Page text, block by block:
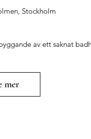
Stockholm
av ett saknat
mer